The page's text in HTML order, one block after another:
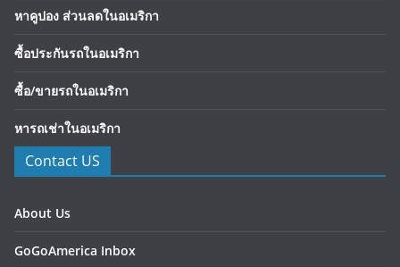
หาคูปอง ส่วนลดในอเมริกา
ซื้อประกันรถในอเมริกา
ซื้อ/ขายรถในอเมริกา
หารถเช่าในอเมริกา
Contact US
About Us
GoGoAmerica Inbox